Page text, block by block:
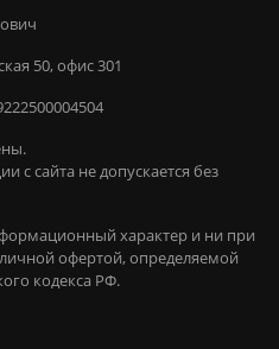
50, офис 301
сайта не допускается без
характер и ни при
офертой, определяемой
кодекса РФ.